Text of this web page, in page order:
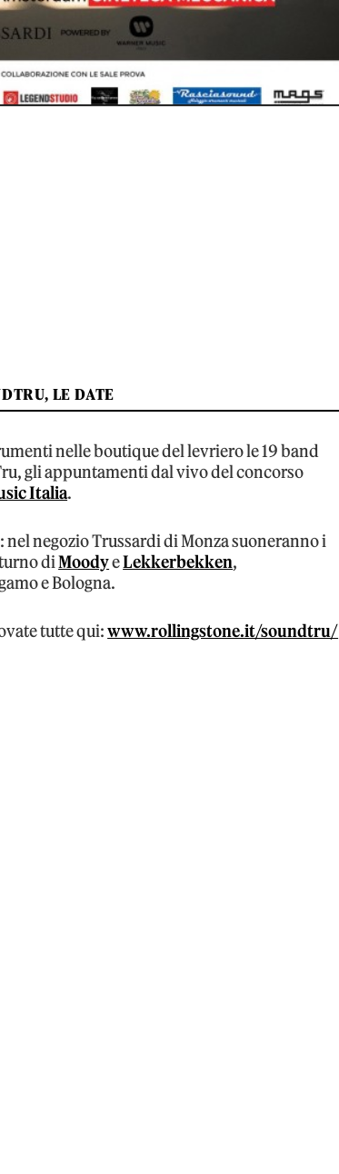
LE DATE
nelle boutique del levriero le 19 band
gli appuntamenti dal vivo del concorso
Italia.
negozio Trussardi di Monza suoneranno i
diMoodyeLekkerbekken,
e Bologna.
tutte qui:www.rollingstone.it/soundtru/